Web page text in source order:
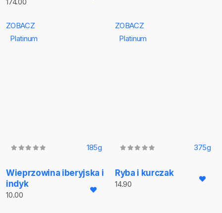
ZOBACZ
Platinum
185g
Wieprzowina iberyjska i
indyk
10.00
ZOBACZ
Platinum
375g
Ryba i kurczak
14.90